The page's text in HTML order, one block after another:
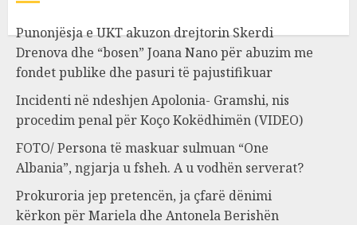
Punonjësja e UKT akuzon drejtorin Skerdi
Drenova dhe “bosen” Joana Nano për abuzim me
fondet publike dhe pasuri të pajustifikuar
Incidenti në ndeshjen Apolonia- Gramshi, nis
procedim penal për Koço Kokëdhimën (VIDEO)
FOTO/ Persona të maskuar sulmuan “One
Albania”, ngjarja u fsheh. A u vodhën serverat?
Prokuroria jep pretencën, ja çfarë dënimi
kërkon për Mariela dhe Antonela Berishën